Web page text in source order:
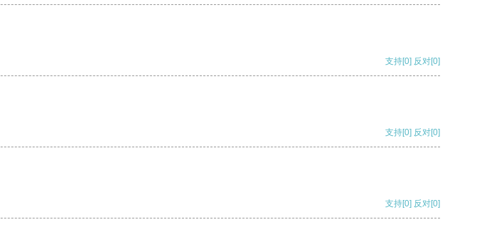
支持[0] 反对[0]
支持[0] 反对[0]
支持[0] 反对[0]